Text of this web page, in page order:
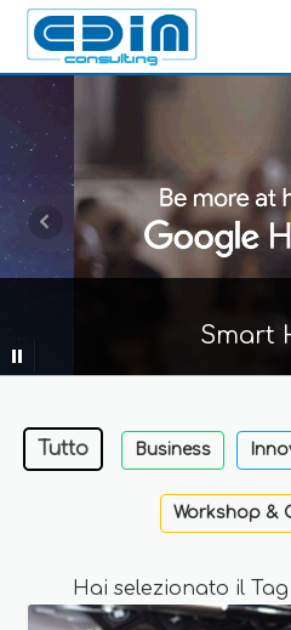
Smart
Tutto Business
Workshop &
Hai selezionato il